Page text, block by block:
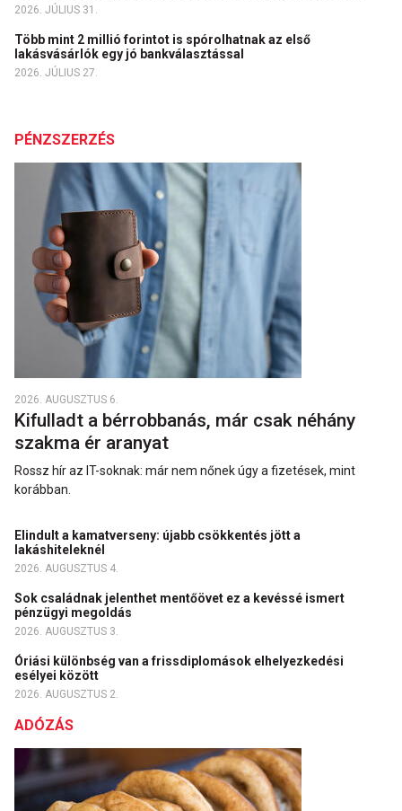
2026. JÚLIUS 31.
Több mint 2 millió forintot is spórolhatnak az első
lakásvásárlók egy jó bankválasztással
2026. JÚLIUS 27.
PÉNZSZERZÉS
2026. AUGUSZTUS 6.
Kifulladt a bérrobbanás, már csak néhány
szakma ér aranyat
Rossz hír az IT-soknak: már nem nőnek úgy a fizetések, mint
korábban.
Elindult a kamatverseny: újabb csökkentés jött a
lakáshiteleknél
2026. AUGUSZTUS 4.
Sok családnak jelenthet mentőövet ez a kevéssé ismert
pénzügyi megoldás
2026. AUGUSZTUS 3.
Óriási különbség van a frissdiplomások elhelyezkedési
esélyei között
2026. AUGUSZTUS 2.
ADÓZÁS